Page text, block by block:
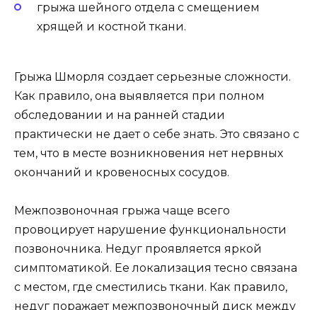
грыжа шейного отдела с смещением
хрящей и костной ткани.
Грыжа Шморля создает серьезные сложности.
Как правило, она выявляется при полном
обследовании и на ранней стадии
практически не дает о себе знать. Это связано с
тем, что в месте возникновения нет нервных
окончаний и кровеносных сосудов.
Межпозвоночная грыжа чаще всего
провоцирует нарушение функциональности
позвоночника. Недуг проявляется яркой
симптоматикой. Ее локализация тесно связана
с местом, где сместились ткани. Как правило,
недуг поражает межпозвоночный диск между